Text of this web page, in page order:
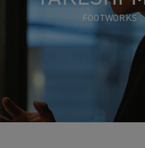
FOOTWORKS